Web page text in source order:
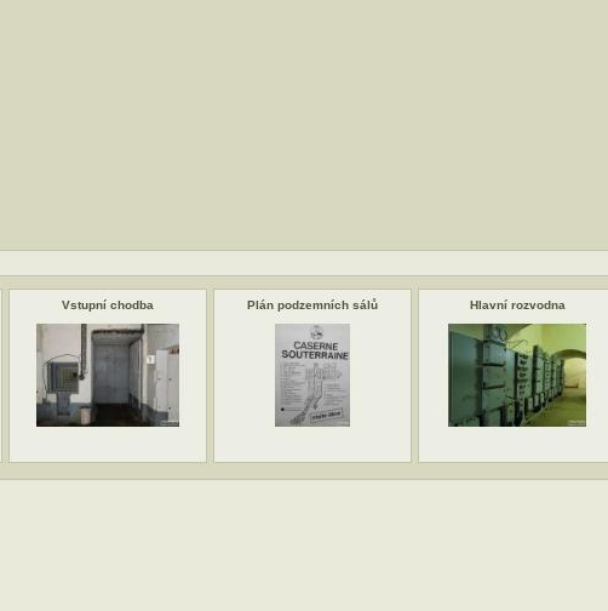
Vstupní chodba Plán podzemních sálů Hlavní rozvodna